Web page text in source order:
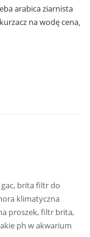
arabica ziarnista
na wodę cena,
brita filtr do
klimatyczna
proszek, filtr brita,
ph w akwarium